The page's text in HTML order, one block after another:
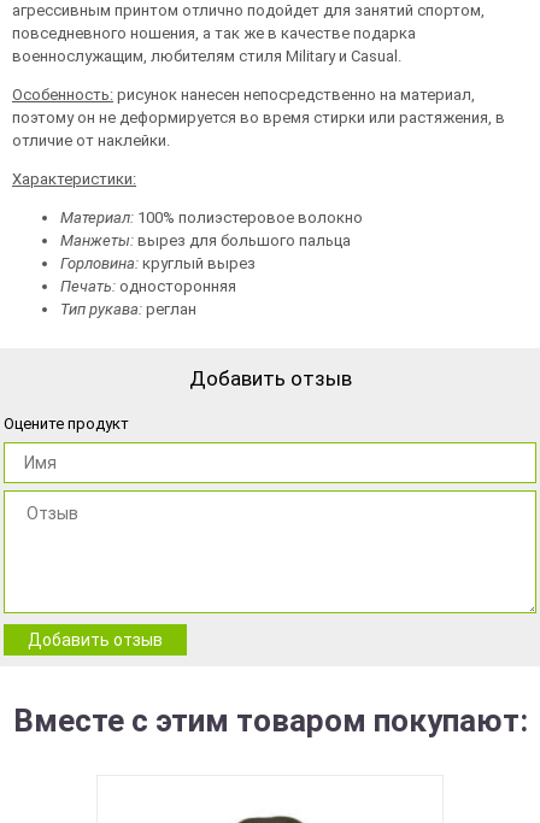
агрессивным принтом отлично подойдет для занятий спортом,
повседневного ношения, а так же в качестве подарка
военнослужащим, любителям стиля Military и Casual.
Особенность: рисунок нанесен непосредственно на материал,
поэтому он не деформируется во время стирки или растяжения, в
отличие от наклейки.
Характеристики:
Материал: 100% полиэстеровое волокно
Манжеты: вырез для большого пальца
Горловина: круглый вырез
Печать: односторонняя
Тип рукава: реглан
Добавить отзыв
Оцените продукт
Добавить отзыв
Вместе с этим товаром покупают: